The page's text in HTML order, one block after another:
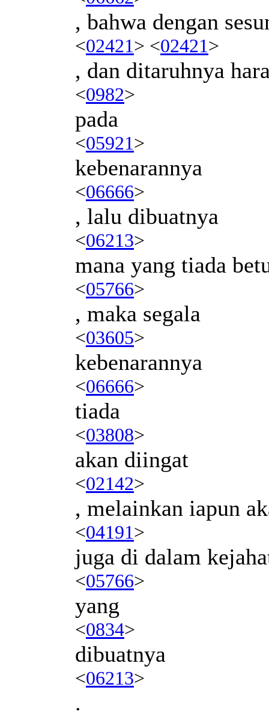
, bahwa dengan
<02421> <02421>
, dan ditaruhnya
<0982>
pada
<05921>
kebenarannya
<06666>
, lalu dibuatnya
<06213>
mana yang tiada
<05766>
, maka segala
<03605>
kebenarannya
<06666>
tiada
<03808>
akan diingat
<02142>
, melainkan iapun
<04191>
juga di dalam
<05766>
yang
<0834>
dibuatnya
<06213>
.